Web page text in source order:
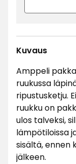
Kuvaus
Amppeli
ruukussa
ripustusketju.
ruukku on
ulos talveksi,
lämpötiloissa
sisältä, ennen
jälkeen.